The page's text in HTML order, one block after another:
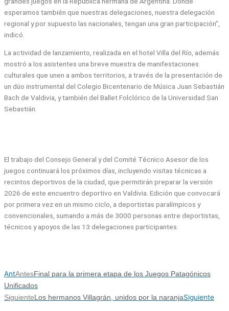
esperamos también que nuestras delegaciones, nuestra delegación
regional y por supuesto las nacionales, tengan una gran participación”,
indicó.
La actividad de lanzamiento, realizada en el hotel Villa del Río, además
mostró a los asistentes una breve muestra de manifestaciones
culturales que unen a ambos territorios, a través de la presentación de
un dúo instrumental del Colegio Bicentenario de Música Juan Sebastián
Bach de Valdivia, y también del Ballet Folclórico de la Universidad San
Sebastián.
El trabajo del Consejo General y del Comité Técnico Asesor de los
juegos continuará los próximos días, incluyendo visitas técnicas a
recintos deportivos de la ciudad, que permitirán preparar la versión
2026 de este encuentro deportivo en Valdivia. Edición que convocará
por primera vez en un mismo ciclo, a deportistas paralímpicos y
convencionales, sumando a más de 3000 personas entre deportistas,
técnicos y apoyos de las 13 delegaciones participantes.
AntAntesFinal para la primera etapa de los Juegos Patagónicos
Unificados
Siguiente Los hermanos Villagrán, unidos por la naranjaSiguiente